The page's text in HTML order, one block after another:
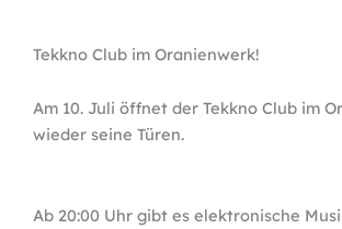
Tekkno Club im Oranienwerk!
Am 10. Juli öffnet der Tekkno Club im
wieder seine Türen.
Ab 20:00 Uhr gibt es elektronische